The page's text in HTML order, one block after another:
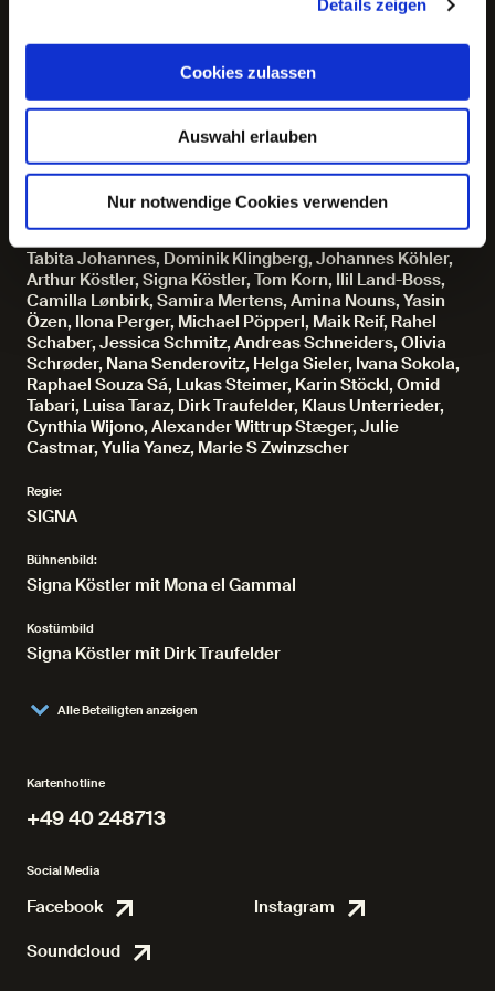
Details zeigen
Cookies zulassen
Auswahl erlauben
Nur notwendige Cookies verwenden
"Herausragendes Bühnenbild" für »Söhne & Söhne« im
Franz-Josef Becker, Dominik Bliefert, Christian Bo,
Hans-Günter Brünker, Georg Bütow, Janina Eich, Laura
Eichten, Mona el Gammal, Erich Goldmann, Anne
Hartung, Martin Heise, Sophia Hussain, Flora Janewa,
Tabita Johannes, Dominik Klingberg, Johannes Köhler,
Arthur Köstler, Signa Köstler, Tom Korn, Ilil Land-Boss,
Camilla Lønbirk, Samira Mertens, Amina Nouns, Yasin
Özen, Ilona Perger, Michael Pöpperl, Maik Reif, Rahel
Schaber, Jessica Schmitz, Andreas Schneiders, Olivia
Schrøder, Nana Senderovitz, Helga Sieler, Ivana Sokola,
Raphael Souza Sá, Lukas Steimer, Karin Stöckl, Omid
Tabari, Luisa Taraz, Dirk Traufelder, Klaus Unterrieder,
Cynthia Wijono, Alexander Wittrup Stæger, Julie
Castmar, Yulia Yanez, Marie S Zwinzscher
Alle Beteiligten anzeigen
Regie:
SIGNA
Bühnenbild:
Signa Köstler mit Mona el Gammal
Kostümbild
Signa Köstler mit Dirk Traufelder
Kartenhotline
+49 40 248713
Social Media
Facebook FacebookInstagram
Soundcloud